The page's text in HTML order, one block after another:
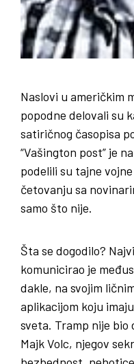
Naslovi u američkim
popodne delovali su
satiričnog časopisa
“Vašington post” je
podelili su tajne
četovanju sa
samo što nije.
Šta se dogodilo?
komunicirao je
dakle, na svojim
aplikacijom koju
sveta. Tramp nije bio
Majk Volc, njegov